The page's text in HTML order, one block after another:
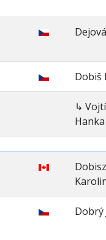
Dobiš
↳
Hanka
Dobrý